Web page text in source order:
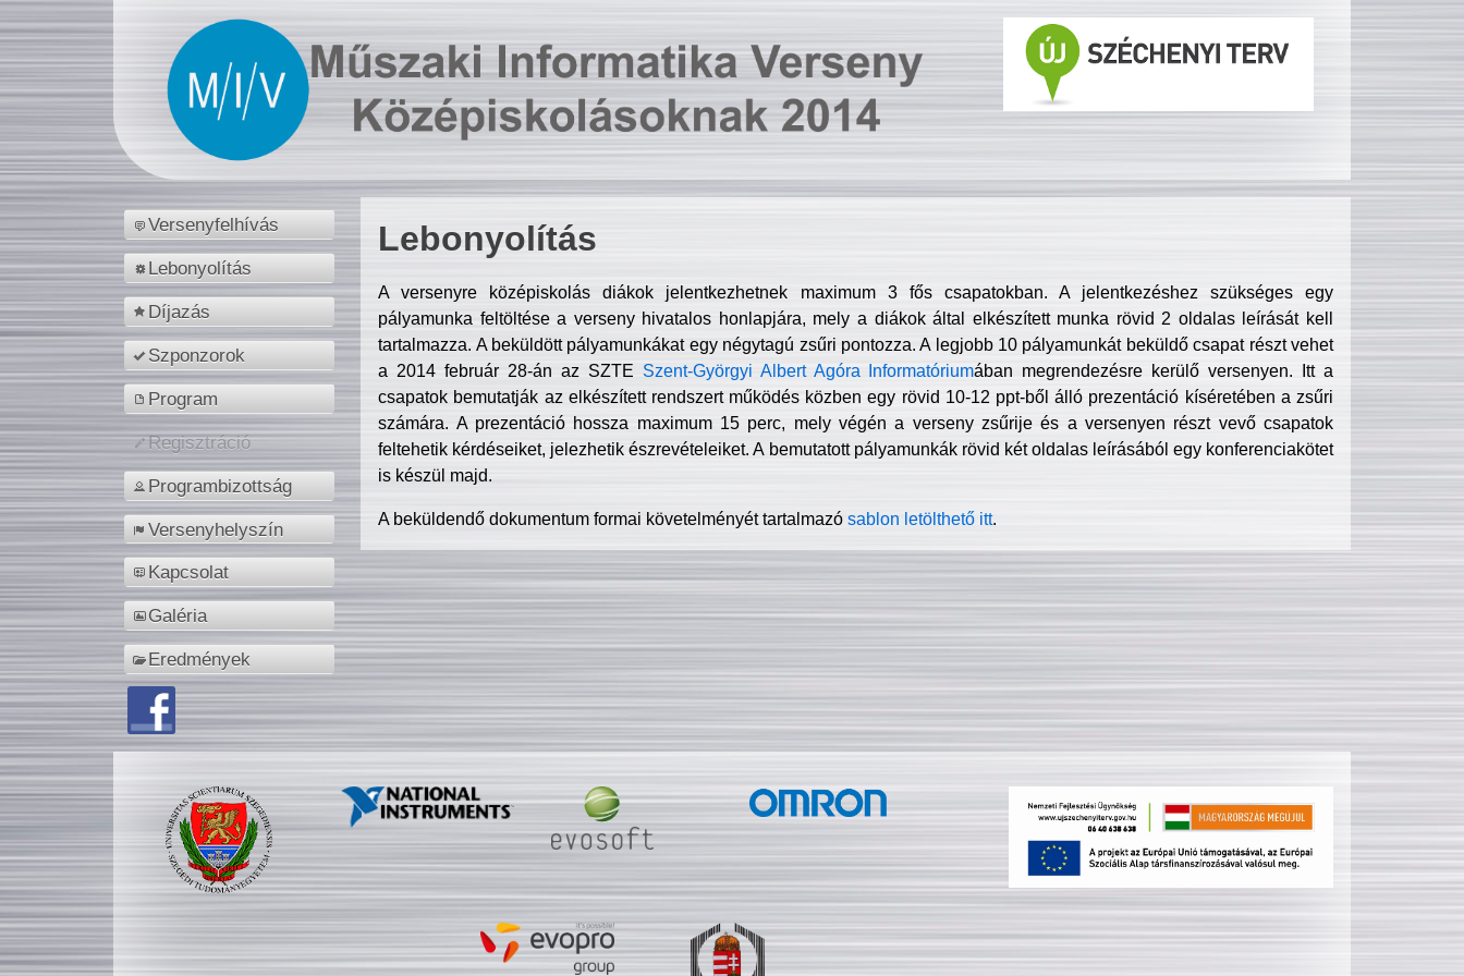
Versenyfelhívás
Lebonyolítás
Díjazás
Szponzorok
Program
Regisztráció
Programbizottság
Versenyhelyszín
Kapcsolat
Galéria
Eredmények
Lebonyolítás
A versenyre középiskolás diákok jelentkezhetnek maximum 3 fős csapatokban. A jelentkezéshez szükséges egy
pályamunka feltöltése a verseny hivatalos honlapjára, mely a diákok által elkészített munka rövid 2 oldalas leírását kell
tartalmazza. A beküldött pályamunkákat egy négytagú zsűri pontozza. A legjobb 10 pályamunkát beküldő csapat részt vehet
a 2014 február 28-án az SZTE Szent-Györgyi Albert Agóra Informatóriumában megrendezésre kerülő versenyen. Itt a
csapatok bemutatják az elkészített rendszert működés közben egy rövid 10-12 ppt-ből álló prezentáció kíséretében a zsűri
számára. A prezentáció hossza maximum 15 perc, mely végén a verseny zsűrije és a versenyen részt vevő csapatok
feltehetik kérdéseiket, jelezhetik észrevételeiket. A bemutatott pályamunkák rövid két oldalas leírásából egy konferenciakötet
is készül majd.
A beküldendő dokumentum formai követelményét tartalmazósablon letölthető itt.